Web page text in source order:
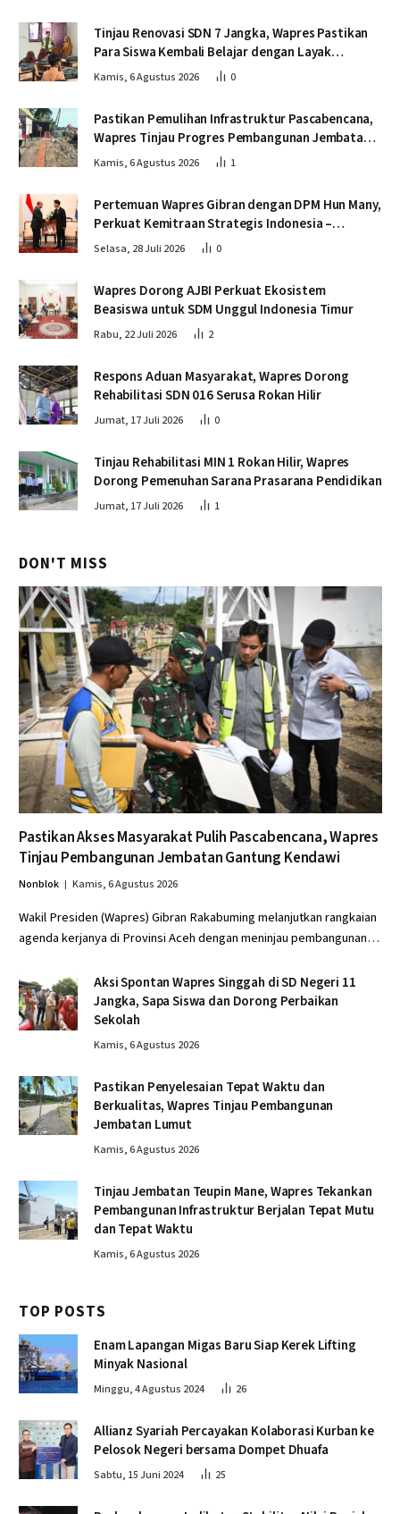
Tinjau Renovasi SDN 7 Jangka, Wapres Pastikan
Para Siswa Kembali Belajar dengan Layak
Pascabencana
Kamis, 6 Agustus 2026 0
Pastikan Pemulihan Infrastruktur Pascabencana,
Wapres Tinjau Progres Pembangunan Jembatan
Krueng Tingkeum Bireuen
Kamis, 6 Agustus 2026 1
Pertemuan Wapres Gibran dengan DPM Hun Many,
Perkuat Kemitraan Strategis Indonesia –
Kamboja
Selasa, 28 Juli 2026 0
Wapres Dorong AJBI Perkuat Ekosistem
Beasiswa untuk SDM Unggul Indonesia Timur
Rabu, 22 Juli 2026 2
Respons Aduan Masyarakat, Wapres Dorong
Rehabilitasi SDN 016 Serusa Rokan Hilir
Jumat, 17 Juli 2026 0
Tinjau Rehabilitasi MIN 1 Rokan Hilir, Wapres
Dorong Pemenuhan Sarana Prasarana Pendidikan
Jumat, 17 Juli 2026 1
DON'T MISS
Pastikan Akses Masyarakat Pulih Pascabencana, Wapres
Tinjau Pembangunan Jembatan Gantung Kendawi
Nonblok Kamis, 6 Agustus 2026
Wakil Presiden (Wapres) Gibran Rakabuming melanjutkan rangkaian
agenda kerjanya di Provinsi Aceh dengan meninjau pembangunan…
Aksi Spontan Wapres Singgah di SD Negeri 11
Jangka, Sapa Siswa dan Dorong Perbaikan
Sekolah
Kamis, 6 Agustus 2026
Pastikan Penyelesaian Tepat Waktu dan
Berkualitas, Wapres Tinjau Pembangunan
Jembatan Lumut
Kamis, 6 Agustus 2026
Tinjau Jembatan Teupin Mane, Wapres Tekankan
Pembangunan Infrastruktur Berjalan Tepat Mutu
dan Tepat Waktu
Kamis, 6 Agustus 2026
TOP POSTS
Enam Lapangan Migas Baru Siap Kerek Lifting
Minyak Nasional
Minggu, 4 Agustus 2024 26
Allianz Syariah Percayakan Kolaborasi Kurban ke
Pelosok Negeri bersama Dompet Dhuafa
Sabtu, 15 Juni 2024 25